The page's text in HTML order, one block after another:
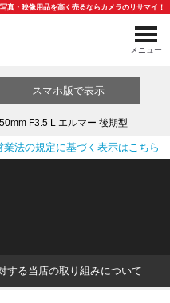
真・映像用品を高く売るならカメラのリサマイ！
メニュー
スマホ版で表示
F3.5 L エルマー 後期型
業法の規定に基づく表示はこちら
する当店の取り組みについて